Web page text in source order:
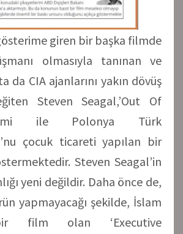
giren bir başka filmde
olmasıyla tanınan ve
da CIA ajanlarını yakın dövüş
Steven Seagal,’Out Of
ile Polonya Türk
çocuk ticareti yapılan bir
Steven Seagal’in
yeni değildir. Daha önce de,
yapmayacağı şekilde, İslam
film olan ‘Executive